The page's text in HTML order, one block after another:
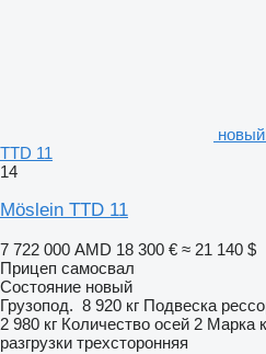
TTD 11
14
Möslein TTD 11
7 722 000 AMD 18 300 € ≈ 21 140 $
Прицеп самосвал
Состояние новый
Грузопод. 8 920 кг Подвеска
2 980 кг Количество осей 2 Марка
разгрузки трехсторонняя